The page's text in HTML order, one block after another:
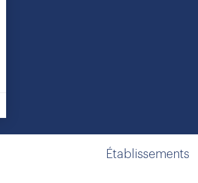
Établissements